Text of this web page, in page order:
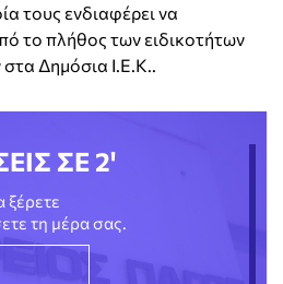
τους ενδιαφέρει να
το πλήθος των ειδικοτήτων
Δημόσια Ι.Ε.Κ..
ΣΕ 2'
ξέρετε
τη μέρα σας.